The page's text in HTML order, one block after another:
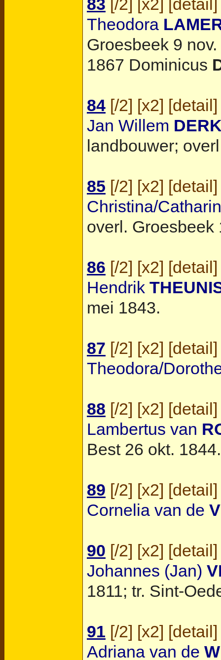
83 [/2] [x2] [detail]
Theodora
Groesbeek 9
1867 Dominicus
84 [/2] [x2] [detail]
Jan Willem
landbouwer;
85 [/2] [x2] [detail]
Christina/
overl. Groesbeek
86 [/2] [x2] [detail]
Hendrik
mei 1843.
87 [/2] [x2] [detail]
Theodora/
88 [/2] [x2] [detail]
Lambertus van
Best26 okt. 1844.
89 [/2] [x2] [detail]
Cornelia van de
90 [/2] [x2] [detail]
Johannes (Jan)
1811; tr. Sint-
91 [/2] [x2] [detail]
Adriana van de